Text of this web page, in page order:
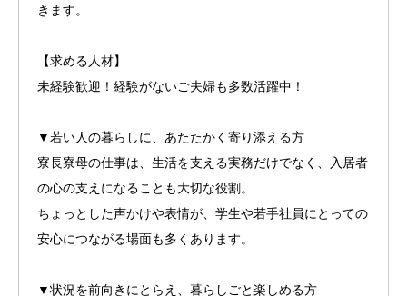
きます。
【求める人材】
未経験歓迎！経験がないご夫婦も多数活躍中！
▼若い人の暮らしに、あたたかく寄り添える方
寮長寮母の仕事は、生活を支える実務だけでなく、入居者
の心の支えになることも大切な役割。
ちょっとした声かけや表情が、学生や若手社員にとっての
安心につながる場面も多くあります。
▼状況を前向きにとらえ、暮らしごと楽しめる方